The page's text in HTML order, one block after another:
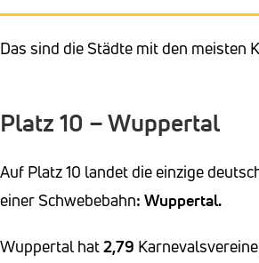
Das sind die Städte mit den meisten
Platz 10 – Wuppertal
Auf Platz 10 landet die einzige
einer Schwebebahn: Wuppertal.
Wuppertal hat2,79